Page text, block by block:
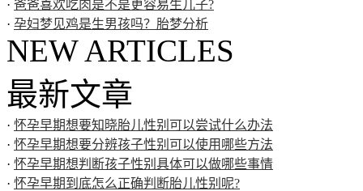
· 爸爸喜欢吃肉是不是更容易生儿子?
· 孕妇梦见鸡是生男孩吗？胎梦分析
NEW ARTICLES
最新文章
· 怀孕早期想要知晓胎儿性别可以尝试什么办法
· 怀孕早期想要分辨孩子性别可以使用哪些方法
· 怀孕早期想判断孩子性别具体可以做哪些事情
· 怀孕早期到底怎么正确判断胎儿性别呢?